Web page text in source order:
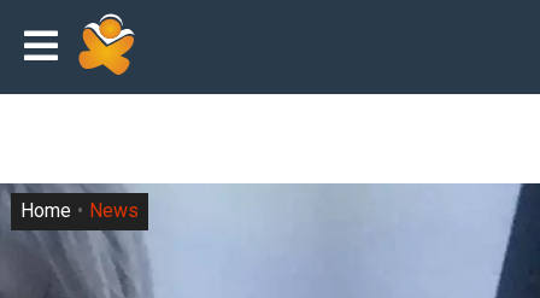
Home News